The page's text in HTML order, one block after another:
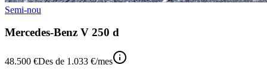
Semi-nou
Mercedes-Benz V 250 d
48.500 €Des de 1.033 €/mes